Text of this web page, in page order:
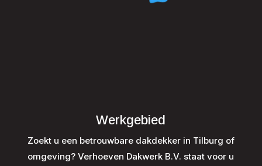
Werkgebied
Zoekt u een betrouwbare dakdekker in Tilburg of
omgeving? Verhoeven Dakwerk B.V. staat voor u